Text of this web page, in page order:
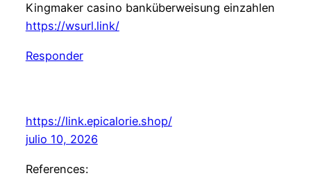
Kingmaker casino banküberweisung einzahlen
https://wsurl.link/
Responder
https://link.epicalorie.shop/
julio 10, 2026
References: